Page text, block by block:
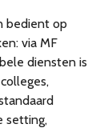
bedient op
via MF
diensten is
setting,